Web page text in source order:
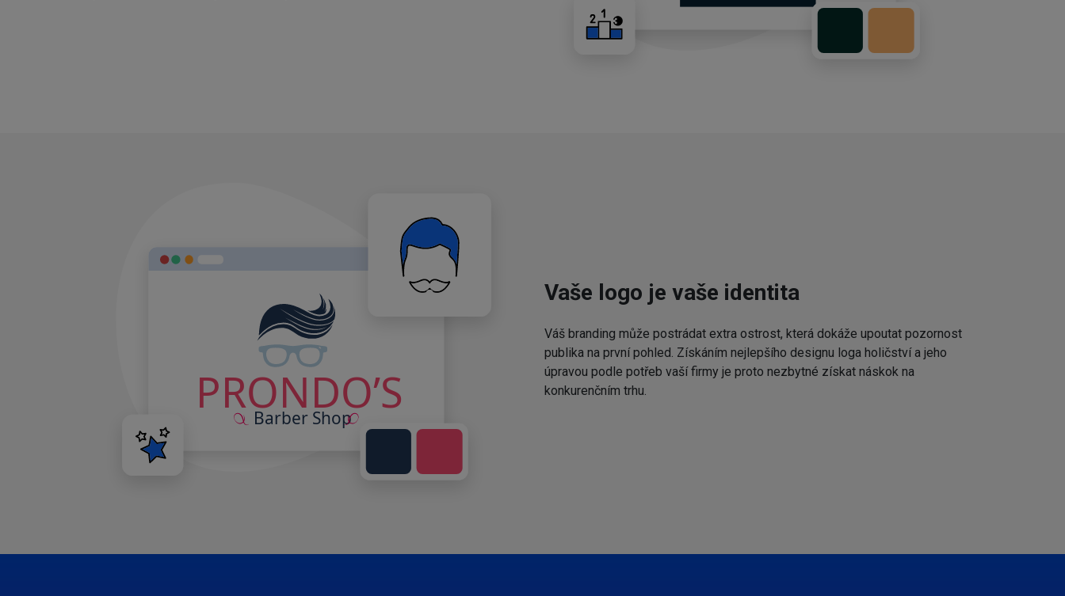
Vaše logo je vaše identita
Váš branding může postrádat extra ostrost, která dokáže upoutat pozornost
publika na první pohled. Získáním nejlepšího designu loga holičství a jeho
úpravou podle potřeb vaší firmy je proto nezbytné získat náskok na
konkurenčním trhu.